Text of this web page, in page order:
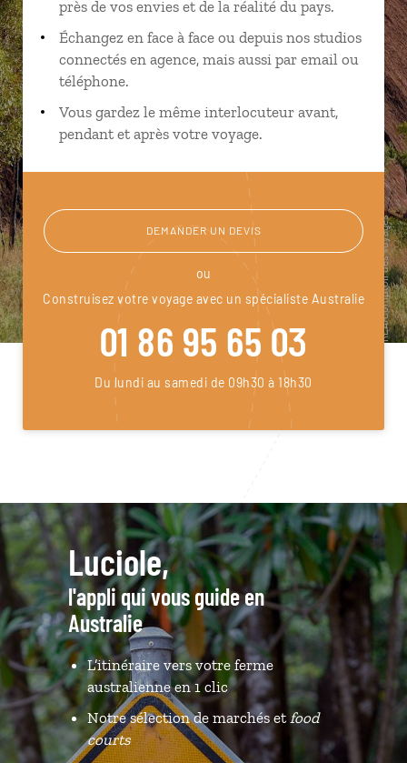
près de vos envies et de la réalité du pays.
Échangez en face à face ou depuis nos studios
connectés en agence, mais aussi par email ou
téléphone.
Vous gardez le même interlocuteur avant,
pendant et après votre voyage.
DEMANDER UN DEVIS
ou
Construisez votre voyage avec un spécialiste Australie
01 86 95 65 03
Du lundi au samedi de 09h30 à 18h30
Luciole,
l'appli qui vous guide en
Australie
L’itinéraire vers votre ferme
australienne en 1 clic
Notre sélection de marchés et food
courts